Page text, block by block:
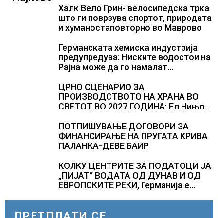
Халк Вело Грин- велосипедска трка
што ги поврзува спортот, природата
и хуманостаповторно во Маврово
Германската хемиска индустрија
предупредува: Ниските водостои на
Рајна може да го намалат
ЦРНО СЦЕНАРИО ЗА
ПРОИЗВОДСТВОТО НА ХРАНА ВО
СВЕТОТ ВО 2027 ГОДИНА: Ел Нињо
милиони луѓе во акутен глад
ПОТПИШУВАЊЕ ДОГОВОРИ ЗА
ФИНАНСИРАЊЕ НА ПРУГАТА КРИВА
ПАЛАНКА-ДЕВЕ БАИР
КОЛКУ ЦЕНТРИТЕ ЗА ПОДАТОЦИ ЈА
„ПИЈАТ“ ВОДАТА ОД ДУНАВ И ОД
ЕВРОПСКИТЕ РЕКИ, Германија е